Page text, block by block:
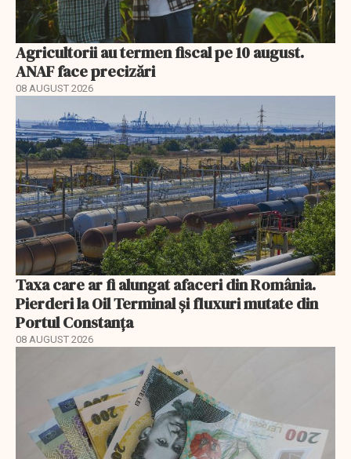
Agricultorii au termen fiscal pe 10 august.
ANAF face precizări
08 AUGUST 2026
Taxa care ar fi alungat afaceri din România.
Pierderi la Oil Terminal și fluxuri mutate din
Portul Constanța
08 AUGUST 2026